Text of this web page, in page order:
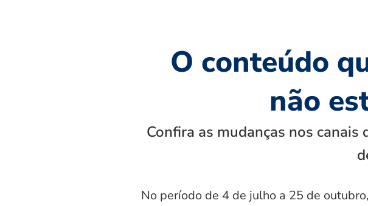
O conteúdo
não
Confira as mudanças nos
No período de 4 de julho a 25 de